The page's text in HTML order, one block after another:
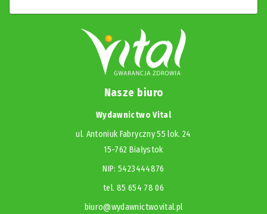
Nasze biuro
Wydawnictwo Vital
ul. Antoniuk Fabryczny 55 lok. 24
15-762 Białystok
NIP: 5423444876
tel. 85 654 78 06
biuro@wydawnictwovital.pl